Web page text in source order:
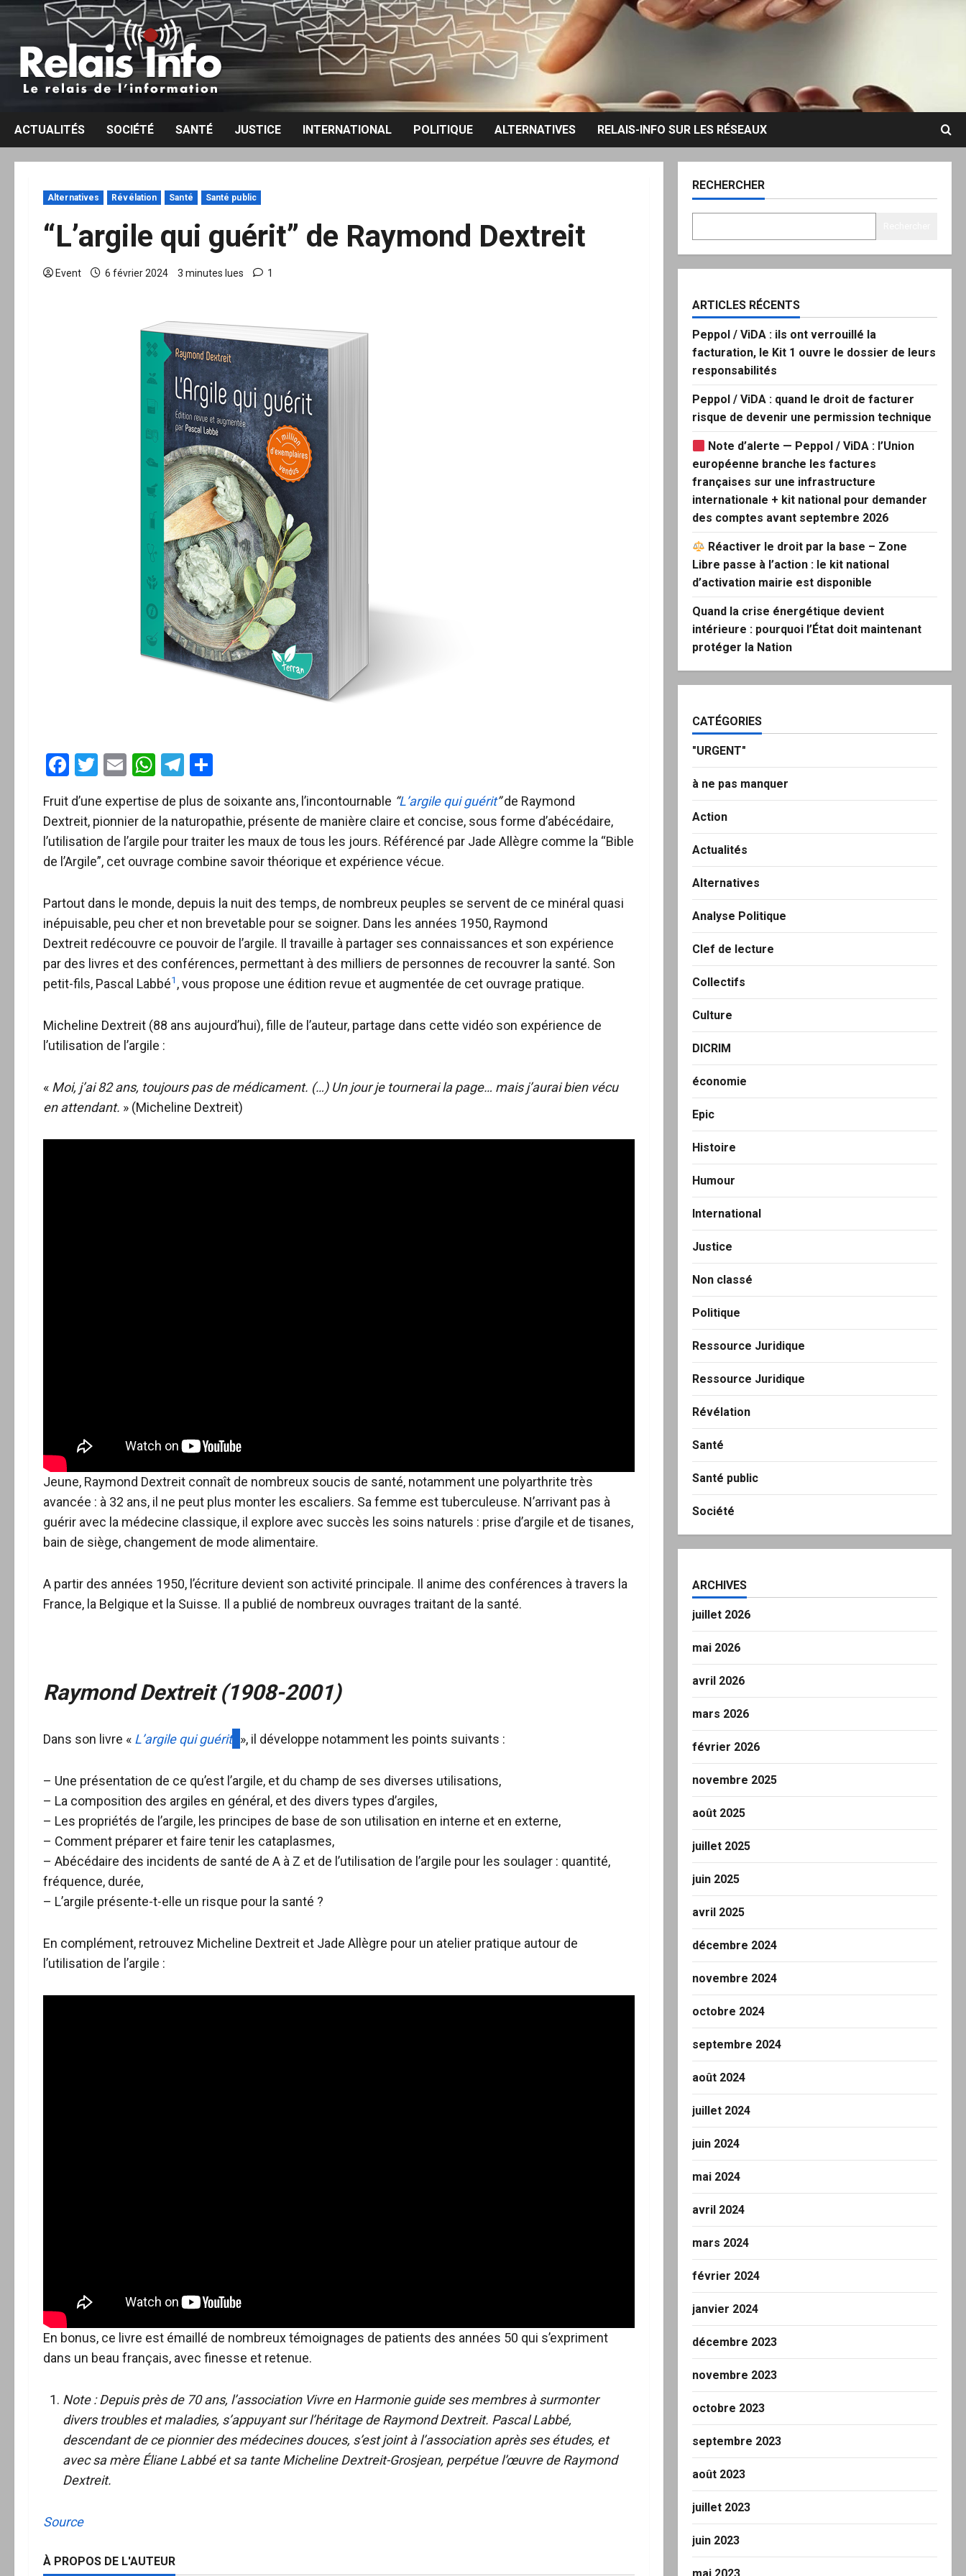
Aller
contenu
ACTUALITÉS SOCIÉTÉ SANTÉ JUSTICE INTERNATIONAL POLITIQUE ALTERNATIVES RELAIS-INFO SUR LES RÉSEAUX
Alternatives Révélation Santé Santé public
“L’argile qui guérit” de Raymond Dextreit
Event 6 février 2024 3 minutes lues 1
Facebook
Twitter
EmailWhatsApp
Telegram
Fruit d’une expertise de plus de soixante ans, l’incontournable “L’argile qui guérit”de Raymond
Dextreit, pionnier de la naturopathie, présente de manière claire et concise, sous forme d’abécédaire,
l’utilisation de l’argile pour traiter les maux de tous les jours. Référencé par Jade Allègre comme la “Bible
de l’Argile”, cet ouvrage combine savoir théorique et expérience vécue.
Partout dans le monde, depuis la nuit des temps, de nombreux peuples se servent de ce minéral quasi
inépuisable, peu cher et non brevetable pour se soigner. Dans les années 1950, Raymond
Dextreit redécouvre ce pouvoir de l’argile. Il travaille à partager ses connaissances et son expérience
par des livres et des conférences, permettant à des milliers de personnes de recouvrer la santé. Son
petit-fils, Pascal Labbé1 , vous propose une édition revue et augmentée de cet ouvrage pratique.
Micheline Dextreit (88 ans aujourd’hui), fille de l’auteur, partage dans cette vidéo son expérience de
l’utilisation de l’argile :
« Moi, j’ai 82 ans, toujours pas de médicament. (…) Un jour je tournerai la page… mais j’aurai bien vécu
en attendant. » (Micheline Dextreit)
Jeune, Raymond Dextreit connaît de nombreux soucis de santé, notamment une polyarthrite très
avancée : à 32 ans, il ne peut plus monter les escaliers. Sa femme est tuberculeuse. N’arrivant pas à
guérir avec la médecine classique, il explore avec succès les soins naturels : prise d’argile et de tisanes,
bain de siège, changement de mode alimentaire.
A partir des années 1950, l’écriture devient son activité principale. Il anime des conférences à travers la
France, la Belgique et la Suisse. Il a publié de nombreux ouvrages traitant de la santé.
Raymond Dextreit (1908-2001)
Dans son livre « L’argile qui guérit », il développe notamment les points suivants :
– Une présentation de ce qu’est l’argile, et du champ de ses diverses utilisations,
– La composition des argiles en général, et des divers types d’argiles,
– Les propriétés de l’argile, les principes de base de son utilisation en interne et en externe,
– Comment préparer et faire tenir les cataplasmes,
– Abécédaire des incidents de santé de A à Z et de l’utilisation de l’argile pour les soulager : quantité,
fréquence, durée,
– L’argile présente-t-elle un risque pour la santé ?
En complément, retrouvez Micheline Dextreit et Jade Allègre pour un atelier pratique autour de
l’utilisation de l’argile :
En bonus, ce livre est émaillé de nombreux témoignages de patients des années 50 qui s’expriment
dans un beau français, avec finesse et retenue.
Note : Depuis près de 70 ans, l’association Vivre en Harmonieguide ses membres à surmonter
divers troubles et maladies, s’appuyant sur l’héritage de Raymond Dextreit. Pascal Labbé,
descendant de ce pionnier des médecines douces, s’est joint à l’association après ses études, et
avec sa mère Éliane Labbé et sa tante Micheline Dextreit-Grosjean, perpétue l’œuvre de Raymond
Dextreit.
Source
À PROPOS DE L'AUTEUR
RECHERCHER
ARTICLES RÉCENTS
Peppol / ViDA : ils ont verrouillé la
facturation, le Kit 1 ouvre le dossier de leurs
responsabilités
Peppol / ViDA : quand le droit de facturer
risque de devenir une permission technique
Note d’alerte — Peppol / ViDA : l’Union
européenne branche les factures
françaises sur une infrastructure
internationale + kit national pour demander
des comptes avant septembre 2026
Réactiver le droit par la base – Zone
Libre passe à l’action : le kit national
d’activation mairie est disponible
Quand la crise énergétique devient
intérieure : pourquoi l’État doit maintenant
protéger la Nation
CATÉGORIES
"URGENT"
à ne pas manquer
Action
Actualités
Alternatives
Analyse Politique
Clef de lecture
Collectifs
Culture
DICRIM
économie
Epic
Histoire
Humour
International
Justice
Non classé
Politique
Ressource Juridique
Ressource Juridique
Révélation
Santé
Santé public
Société
ARCHIVES
juillet 2026
mai 2026
avril 2026
mars 2026
février 2026
novembre 2025
août 2025
juillet 2025
juin 2025
avril 2025
décembre 2024
novembre 2024
octobre 2024
septembre 2024
août 2024
juillet 2024
juin 2024
mai 2024
avril 2024
mars 2024
février 2024
janvier 2024
décembre 2023
novembre 2023
octobre 2023
septembre 2023
août 2023
juillet 2023
juin 2023